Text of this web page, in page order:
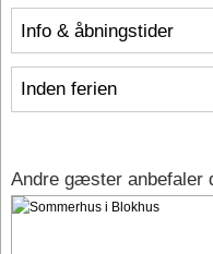
Info & åbningstider
Inden ferien
Andre gæster anbefaler